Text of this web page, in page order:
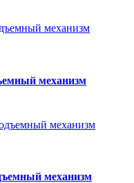
механизм
механизм